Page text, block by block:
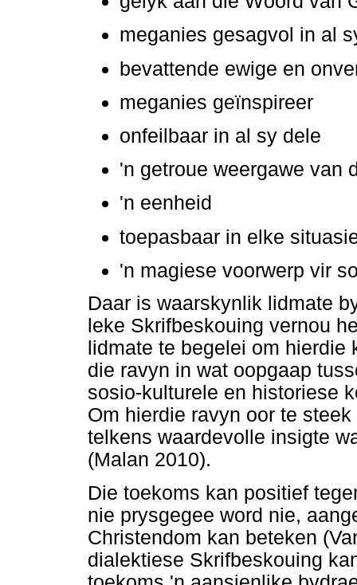
meganies gesagvol in al
bevattende ewige en
meganies geïnspireer
onfeilbaar in al sy dele
'n getroue weergawe van
'n eenheid
toepasbaar in elke
'n magiese voorwerp vir
Daar is waarskynlik lidmate
leke Skrifbeskouing vernou
lidmate te begelei om
die ravyn in wat oopgaap
sosio-kulturele en historiese
Om hierdie ravyn oor te
telkens waardevolle insigte
(Malan 2010).
Die toekoms kan positief
nie prysgegee word nie,
Christendom kan beteken
dialektiese Skrifbeskouing